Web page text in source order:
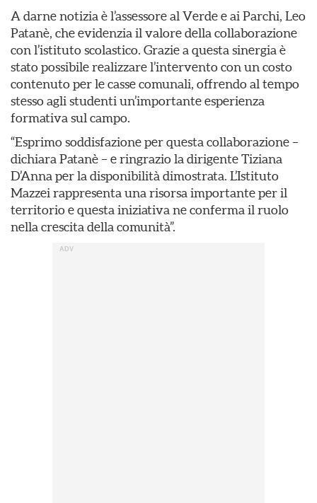
A darne notizia è l’assessore al Verde e ai Parchi, Leo
Patanè, che evidenzia il valore della collaborazione
con l’istituto scolastico. Grazie a questa sinergia è
stato possibile realizzare l’intervento con un costo
contenuto per le casse comunali, offrendo al tempo
stesso agli studenti un’importante esperienza
formativa sul campo.
“Esprimo soddisfazione per questa collaborazione –
dichiara Patanè – e ringrazio la dirigente Tiziana
D’Anna per la disponibilità dimostrata. L’Istituto
Mazzei rappresenta una risorsa importante per il
territorio e questa iniziativa ne conferma il ruolo
nella crescita della comunità”.